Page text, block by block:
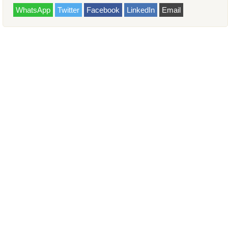
WhatsApp Twitter Facebook LinkedIn Email